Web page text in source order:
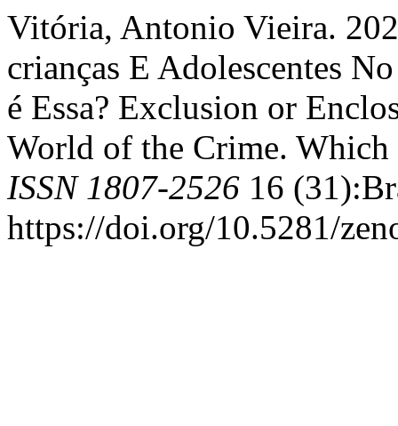
Vitória, Antonio Vieira.
crianças E Adolescentes
é Essa? Exclusion or
World of the Crime.
ISSN 1807-2526 16
https://doi.org/10.5281/